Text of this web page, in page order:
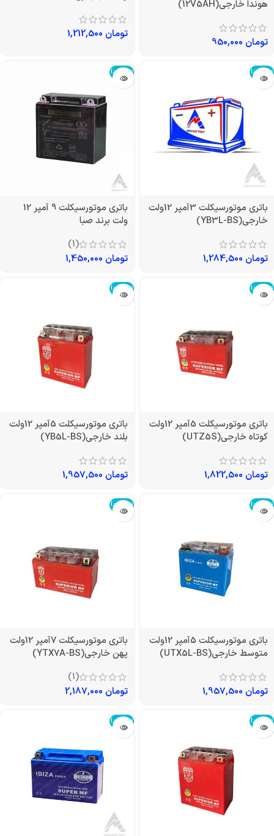
هوندا خارجی(12V5AH)
تومان
تومان
تمام شد!
باتری موتورسیکلت 3آمپر 12ولت
خارجی(YB3L-BS)
تومان
تمام شد!
باتری موتورسیکلت 9 آمپر 12
ولت برند صبا
(1)
تومان
تمام شد!
باتری موتورسیکلت 5آمپر 12ولت
کوتاه خارجی(UTZ5S)
تومان
تمام شد!
باتری موتورسیکلت 5آمپر 12ولت
بلند خارجی(YB5L-BS)
تومان
تمام شد!
باتری موتورسیکلت 5آمپر 12ولت
متوسط خارجی(UTX5L-BS)
تومان
تمام شد!
باتری موتورسیکلت 7آمپر 12ولت
پهن خارجی(YTX7A-BS)
(1)
تومان
تمام شد! تمام شد!